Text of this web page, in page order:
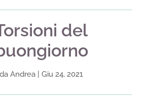
del
daAndrea |Giu 24, 2021